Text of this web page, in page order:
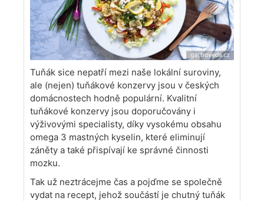
Tuňák sice nepatří mezi naše lokální suroviny,
ale (nejen) tuňákové konzervy jsou v českých
domácnostech hodně populární. Kvalitní
tuňákové konzervy jsou doporučovány i
výživovými specialisty, díky vysokému obsahu
omega 3 mastných kyselin, které eliminují
záněty a také přispívají ke správné činnosti
mozku.
Tak už neztrácejme čas a pojďme se společně
vydat na recept, jehož součástí je chutný tuňák